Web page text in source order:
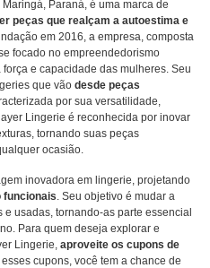
Paraná, é uma marca de
peças que realçam a autoestima e
em 2016, a empresa, composta
focado no empreendedorismo
e capacidade das mulheres. Seu
que vão desde peças
por sua versatilidade,
Lingerie é reconhecida por inovar
tornando suas peças
ocasião.
inovadora em lingerie, projetando
funcionais . Seu objetivo é mudar a
usadas, tornando-as parte essencial
Para quem deseja explorar e
Lingerie, aproveite os cupons de
esses cupons, você tem a chance de